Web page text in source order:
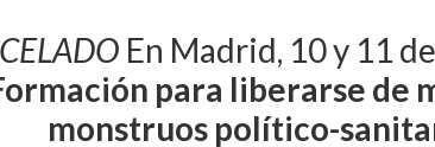
En Madrid, 10 y 11
para liberarse de
monstruos político-